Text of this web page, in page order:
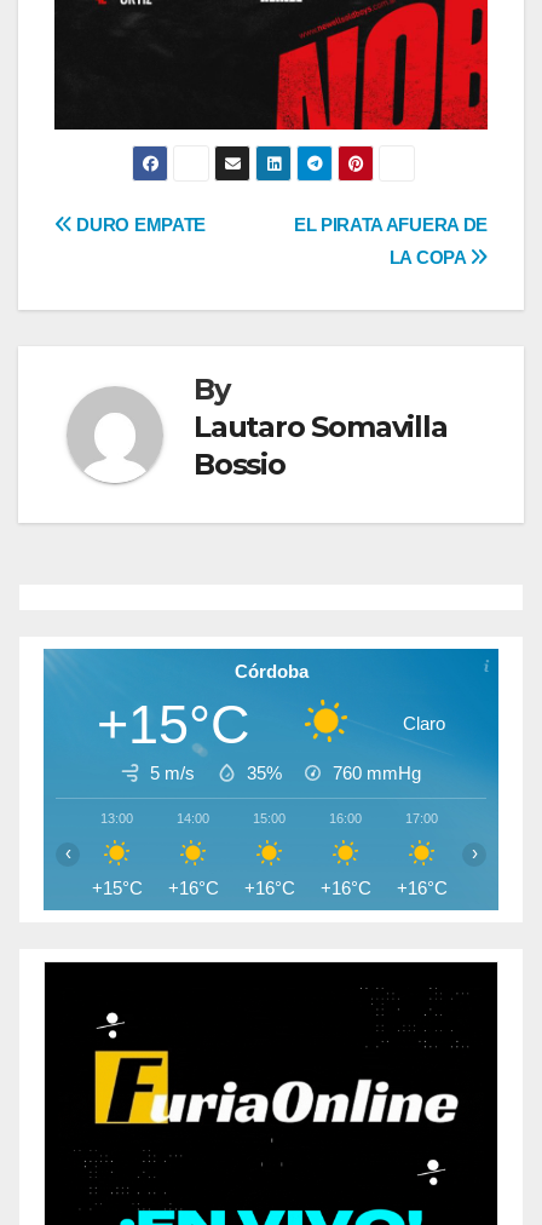
Navegación
EL PIRATA AFUERA DE
LA COPA
DURO EMPATE
By
Lautaro Somavilla
Bossio
Córdoba
+15°C Claro
5 m/s 35% 760 mmHg
13:00
+15°C
14:00
+16°C
15:00
+16°C
16:00
+16°C
17:00
+16°C
‹ ›